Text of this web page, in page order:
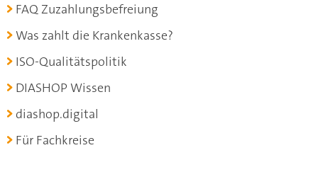
FAQ Zuzahlungsbefreiung
Was zahlt die Krankenkasse?
ISO-Qualitätspolitik
DIASHOP Wissen
diashop.digital
Für Fachkreise